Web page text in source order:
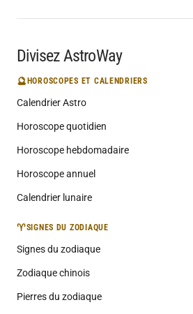
Divisez AstroWay
🔮HOROSCOPES ET CALENDRIERS
Calendrier Astro
Horoscope quotidien
Horoscope hebdomadaire
Horoscope annuel
Calendrier lunaire
♈SIGNES DU ZODIAQUE
Signes du zodiaque
Zodiaque chinois
Pierres du zodiaque